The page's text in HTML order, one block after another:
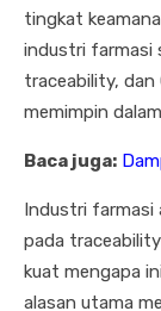
tingkat
industri farmasi
traceability, dan
memimpin
Baca juga:
Industri farmasi
pada
kuat mengapa
alasan utama